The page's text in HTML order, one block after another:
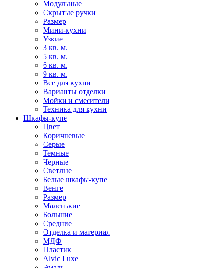
Модульные
Скрытые ручки
Размер
Мини-кухни
Узкие
3 кв. м.
5 кв. м.
6 кв. м.
9 кв. м.
Все для кухни
Варианты отделки
Мойки и смесители
Техника для кухни
Шкафы-купе
Цвет
Коричневые
Серые
Темные
Черные
Светлые
Белые шкафы-купе
Венге
Размер
Маленькие
Большие
Средние
Отделка и материал
МДФ
Пластик
Alvic Luxe